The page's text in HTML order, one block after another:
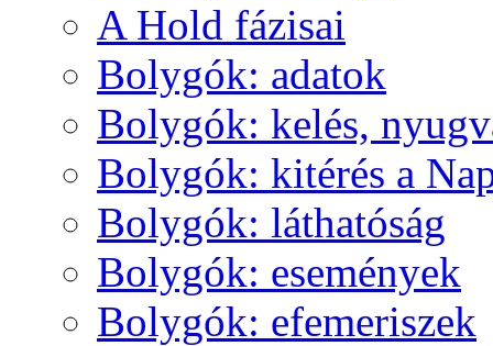
A Hold fá­zi­sai
Boly­gók: ada­tok
Boly­gók: ke­lés,
Boly­gók: ki­té­rés a
Boly­gók: lát­ha­tó­ság
Boly­gók: ese­mé­nyek
Boly­gók: efe­me­ri­szek